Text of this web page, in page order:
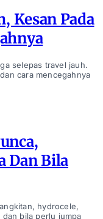
Kesan Pada
selepas travel jauh.
cara mencegahnya
Dan Bila
hydrocele,
bila perlu jumpa